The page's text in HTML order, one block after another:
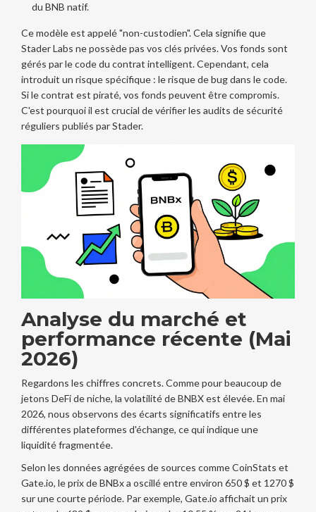
du BNB natif.
Ce modèle est appelé "non-custodien". Cela signifie que
Stader Labs ne possède pas vos clés privées. Vos fonds sont
gérés par le code du contrat intelligent. Cependant, cela
introduit un risque spécifique : le risque de bug dans le code.
Si le contrat est piraté, vos fonds peuvent être compromis.
C'est pourquoi il est crucial de vérifier les audits de sécurité
réguliers publiés par Stader.
Analyse du marché et
performance récente (Mai
2026)
Regardons les chiffres concrets. Comme pour beaucoup de
jetons DeFi de niche, la volatilité deBNBXest élevée. En mai
2026, nous observons des écarts significatifs entre les
différentes plateformes d'échange, ce qui indique une
liquidité fragmentée.
Selon les données agrégées de sources comme CoinStats et
Gate.io, le prix de BNBx a oscillé entre environ 650 $ et 1270 $
sur une courte période. Par exemple, Gate.io affichait un prix